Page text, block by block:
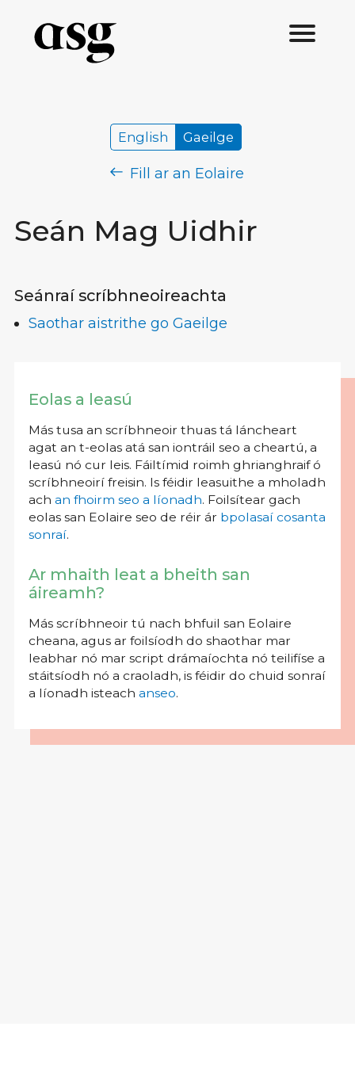
Seán Mag Uidhir
English Gaeilge
Fill ar an Eolaire
Seánraí scríbhneoireachta
Saothar aistrithe go Gaeilge
Eolas a leasú
Más tusa an scríbhneoir thuas tá láncheart
agat an t-eolas atá san iontráil seo a cheartú, a
leasú nó cur leis. Fáiltímid roimh ghrianghraif ó
scríbhneoirí freisin. Is féidir leasuithe a mholadh
ach an fhoirm seo a líonadh. Foilsítear gach
eolas san Eolaire seo de réir ár bpolasaí cosanta
sonraí.
Ar mhaith leat a bheith san
áireamh?
Más scríbhneoir tú nach bhfuil san Eolaire
cheana, agus ar foilsíodh do shaothar mar
leabhar nó mar script drámaíochta nó teilifíse a
stáitsíodh nó a craoladh, is féidir do chuid sonraí
a líonadh isteach anseo.